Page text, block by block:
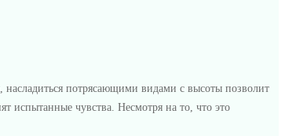
насладиться потрясающими видами с высоты позволит
испытанные чувства. Несмотря на то, что это